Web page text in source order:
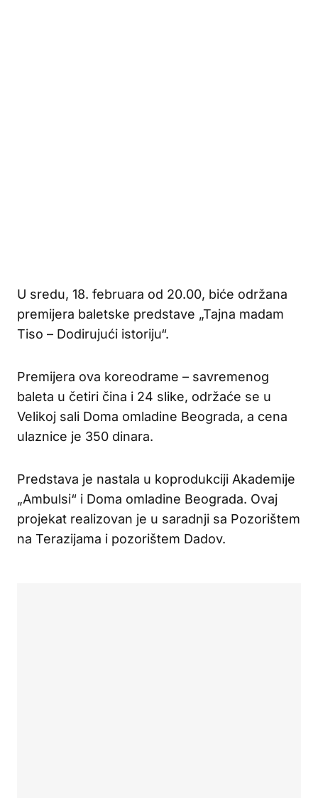
U sredu, 18. februara od 20.00, biće održana
premijera baletske predstave „Tajna madam
Tiso – Dodirujući istoriju“.
Premijera ova koreodrame – savremenog
baleta u četiri čina i 24 slike, održaće se u
Velikoj sali Doma omladine Beograda, a cena
ulaznice je 350 dinara.
Predstava je nastala u koprodukciji Akademije
„Ambulsi“ i Doma omladine Beograda. Ovaj
projekat realizovan je u saradnji sa Pozorištem
na Terazijama i pozorištem Dadov.